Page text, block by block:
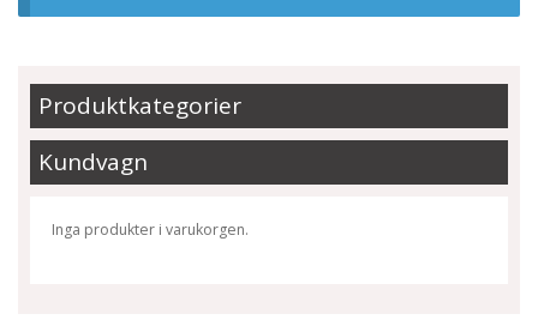
Produktkategorier
Kundvagn
Inga produkter i varukorgen.